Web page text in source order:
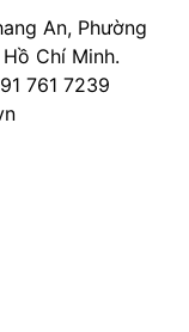
An, Phường
Chí Minh.
761 7239